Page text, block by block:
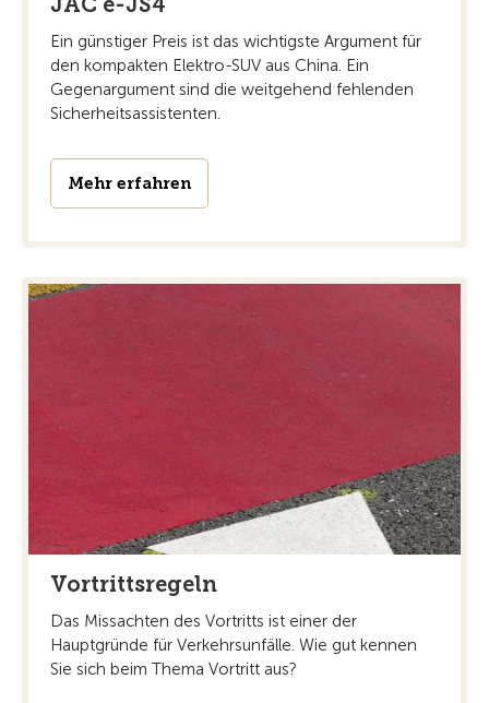
Ein günstiger Preis ist das wichtigste Argument für
den kompakten Elektro-SUV aus China. Ein
Gegenargument sind die weitgehend fehlenden
Sicherheitsassistenten.
Mehr erfahren
Vortrittsregeln
Das Missachten des Vortritts ist einer der
Hauptgründe für Verkehrsunfälle. Wie gut kennen
Sie sich beim Thema Vortritt aus?